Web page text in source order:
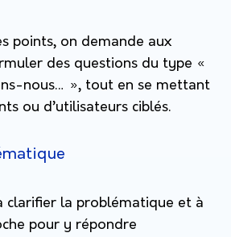
points, on demande aux
des questions du type «
nous… », tout en se mettant
ou d’utilisateurs ciblés.
clarifier la problématique et à
pour y répondre